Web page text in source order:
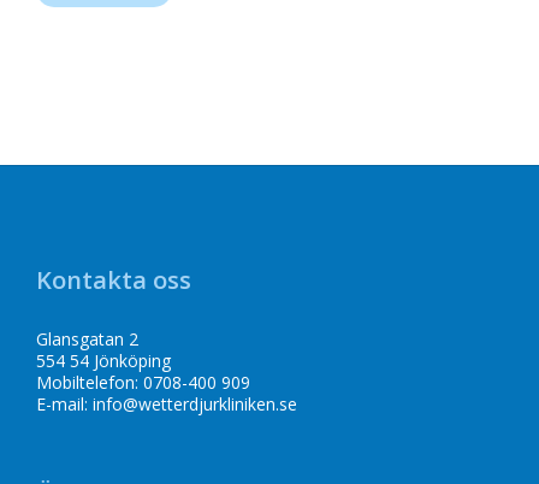
Kontakta oss
Glansgatan 2
554 54 Jönköping
Mobiltelefon: 0708-400 909
E-mail: info@wetterdjurkliniken.se